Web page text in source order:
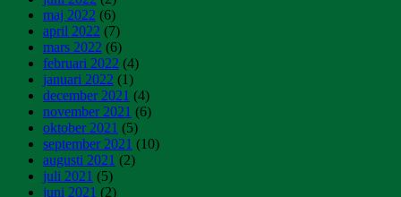
maj 2022 (6)
april 2022 (7)
mars 2022 (6)
februari 2022 (4)
januari 2022 (1)
december 2021 (4)
november 2021 (6)
oktober 2021 (5)
september 2021 (10)
augusti 2021 (2)
juli 2021 (5)
juni 2021 (2)